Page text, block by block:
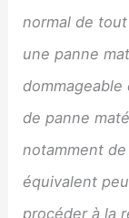
normal de
une panne
dommageable
de panne
notamment
équivalent
procéder à la